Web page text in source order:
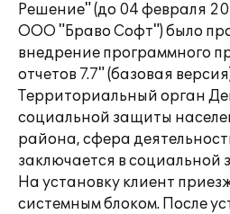
Решение" (до 04 февраля
ООО "Браво Софт") было
внедрение программного
отчетов 7.7" (базовая
Территориальный орган
социальной защиты
района, сфера
заключается в социальной
На установку клиент
системным блоком. После